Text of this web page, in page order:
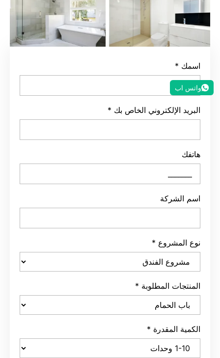
اسمك *
البريد الإلكتروني الخاص بك *
هاتفك
اسم الشركة
نوع المشروع *
المنتجات المطلوبة *
الكمية المقدرة *
واتس اب